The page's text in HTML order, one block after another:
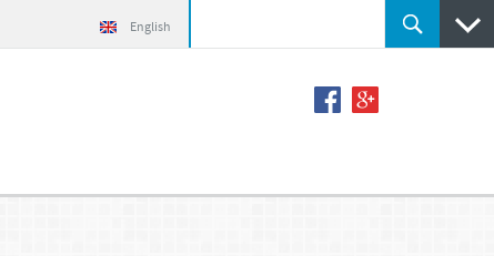
English